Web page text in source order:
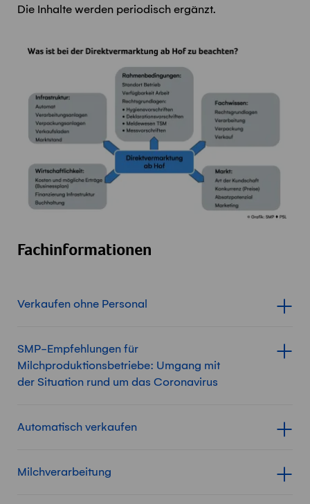
Die Inhalte werden periodisch ergänzt.
Fachinformationen
Verkaufen ohne Personal
Inhalt für Verkaufen ohne
SMP-Empfehlungen für
Milchproduktionsbetriebe: Umgang mit
der Situation rund um das Coronavirus
Inhalt für SMP-
Automatisch verkaufen
Inhalt für Automatisch
Milchverarbeitung
Inhalt für Milchverarbeitung